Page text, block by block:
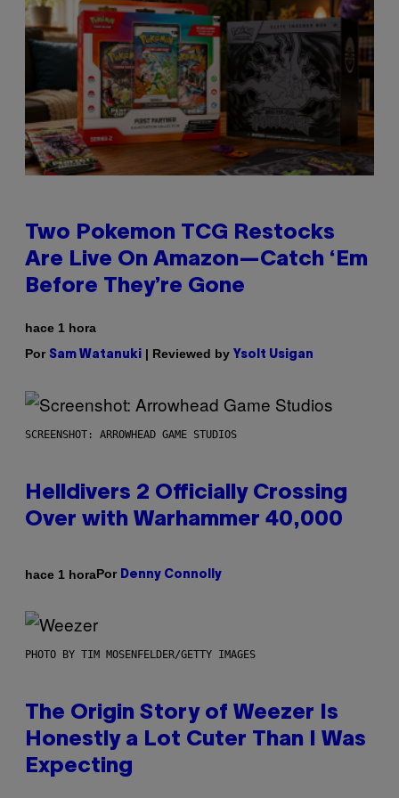
Two Pokemon TCG Restocks
Are Live On Amazon—Catch ‘Em
Before They’re Gone
hace 1 hora
Por Sam Watanuki | Reviewed by Ysolt Usigan
SCREENSHOT: ARROWHEAD GAME STUDIOS
Helldivers 2 Officially Crossing
Over with Warhammer 40,000
hace 1 horaPor Denny Connolly
PHOTO BY TIM MOSENFELDER/GETTY IMAGES
The Origin Story of Weezer Is
Honestly a Lot Cuter Than I Was
Expecting